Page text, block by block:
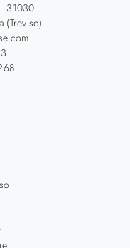
31030
(Treviso)